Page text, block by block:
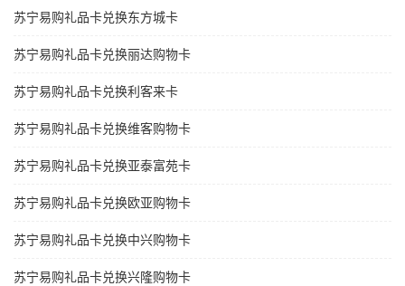
苏宁易购礼品卡兑换东方城卡
苏宁易购礼品卡兑换丽达购物卡
苏宁易购礼品卡兑换利客来卡
苏宁易购礼品卡兑换维客购物卡
苏宁易购礼品卡兑换亚泰富苑卡
苏宁易购礼品卡兑换欧亚购物卡
苏宁易购礼品卡兑换中兴购物卡
苏宁易购礼品卡兑换兴隆购物卡